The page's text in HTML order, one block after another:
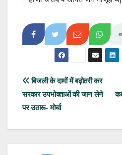
Post
navigation
बिजली के दामों में बढ़ोतरी कर
सरकार उपभोक्ताओं की जान लेने
पर उतारू- मोर्चा